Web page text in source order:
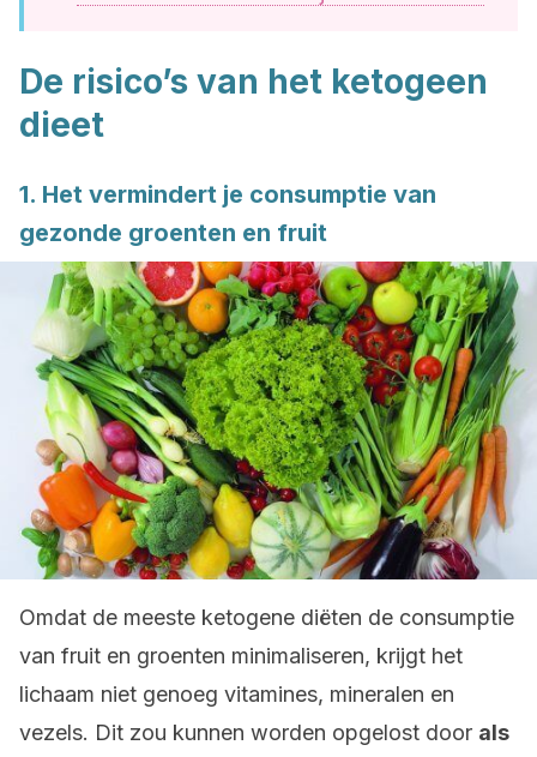
De risico’s van het ketogeen
dieet
1. Het vermindert je consumptie van
gezonde groenten en fruit
Omdat de meeste ketogene diëten de consumptie
van fruit en groenten minimaliseren, krijgt het
lichaam niet genoeg vitamines, mineralen en
vezels. Dit zou kunnen worden opgelost door als